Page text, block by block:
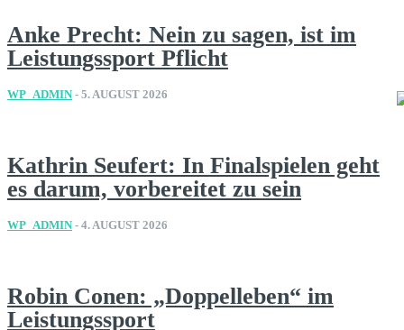
Anke Precht: Nein zu sagen, ist im
Leistungssport Pflicht
WP_ADMIN - 5. AUGUST 2026
Kathrin Seufert: In Finalspielen geht
es darum, vorbereitet zu sein
WP_ADMIN - 4. AUGUST 2026
Robin Conen: „Doppelleben“ im
Leistungssport